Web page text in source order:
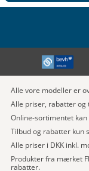
Alle vore modeller er
Alle priser, rabatter
Online-sortimentet
Tilbud og rabatter kun
Alle priser i DKK inkl.
Produkter fra mærket
rabatter.